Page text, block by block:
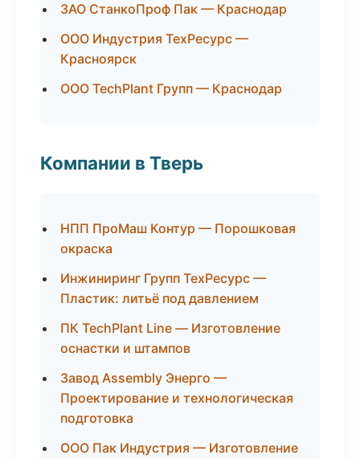
ЗАО СтанкоПроф Пак — Краснодар
ООО Индустрия ТехРесурс —
Красноярск
ООО TechPlant Групп — Краснодар
Компании в Тверь
НПП ПроМаш Контур — Порошковая
окраска
Инжиниринг Групп ТехРесурс —
Пластик: литьё под давлением
ПК TechPlant Line — Изготовление
оснастки и штампов
Завод Assembly Энерго —
Проектирование и технологическая
подготовка
ООО Пак Индустрия — Изготовление